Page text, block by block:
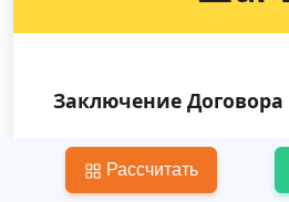
Заключение Договора
Договор — это, в
гарантия. Наша
Рассчитать